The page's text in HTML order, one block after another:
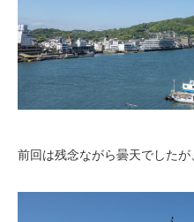
前回は残念ながら曇天でしたが